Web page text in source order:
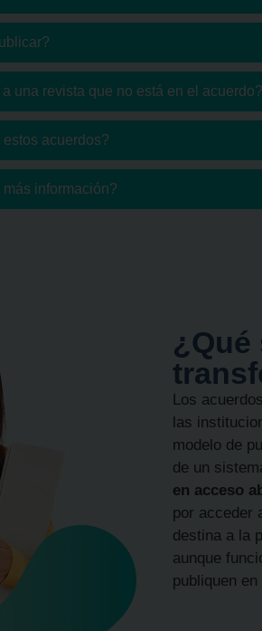
una revista que no está en el acuerdo?
acuerdos?
información?
Los
las
modelo de
de un
en acceso
por acceder
destina a la
aunque
publiquen